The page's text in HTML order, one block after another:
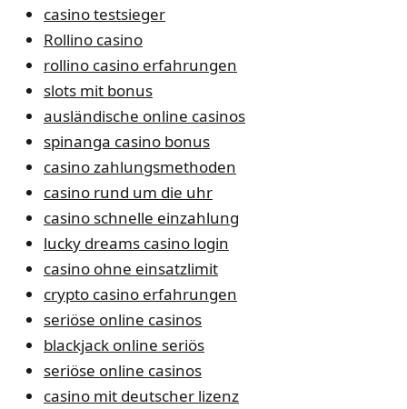
casino testsieger
Rollino casino
rollino casino erfahrungen
slots mit bonus
ausländische online casinos
spinanga casino bonus
casino zahlungsmethoden
casino rund um die uhr
casino schnelle einzahlung
lucky dreams casino login
casino ohne einsatzlimit
crypto casino erfahrungen
seriöse online casinos
blackjack online seriös
seriöse online casinos
casino mit deutscher lizenz